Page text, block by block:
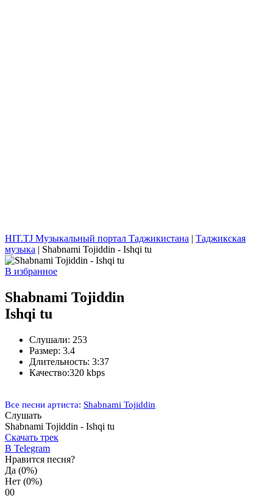
HIT.TJ Музыкальный портал Таджикистана | Таджикская
музыка | Shabnami Tojiddin - Ishqi tu
В избранное
Shabnami Tojiddin
Ishqi tu
Слушали: 253
Размер: 3.4
Длительность: 3:37
Качество:320 kbps
Все песни артиста: Shabnami Tojiddin
Слушать
Shabnami Tojiddin - Ishqi tu
Скачать трек
В Telegram
Нравится песня?
Да (0%)
Нет (0%)
00